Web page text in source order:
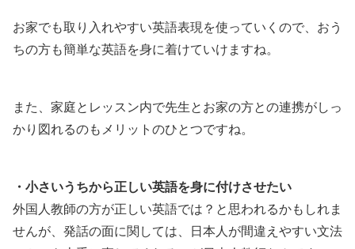
お家でも取り入れやすい英語表現を使っていくので、おう
ちの方も簡単な英語を身に着けていけますね。
また、家庭とレッスン内で先生とお家の方との連携がしっ
かり図れるのもメリットのひとつですね。
・小さいうちから正しい英語を身に付けさせたい
外国人教師の方が正しい英語では？と思われるかもしれま
せんが、発話の面に関しては、日本人が間違えやすい文法